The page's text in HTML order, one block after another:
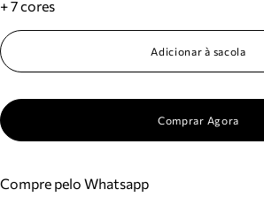
+ 7 cores
Adicionar à sacola
Comprar Agora
Compre pelo Whatsapp